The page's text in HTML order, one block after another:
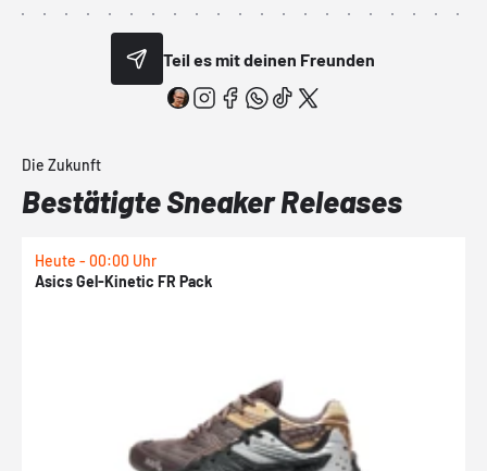
Teil es mit deinen Freunden
Die Zukunft
Bestätigte Sneaker Releases
Heute - 00:00 Uhr
Asics Gel-Kinetic FR Pack